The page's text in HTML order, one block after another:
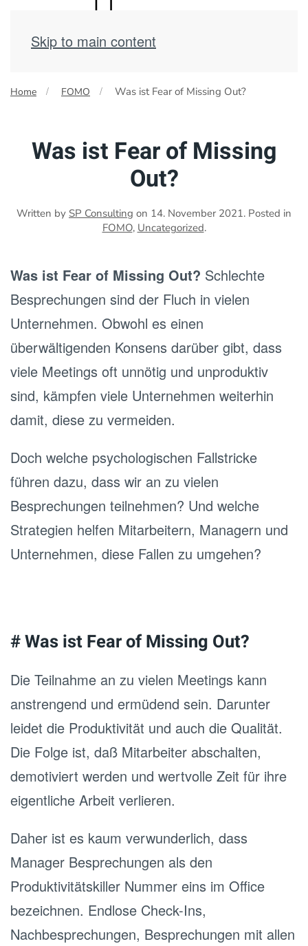
Skip to main content
Home FOMO Was ist Fear of Missing Out?
Was ist Fear of Missing
Out?
Written by SP Consulting on 14. November 2021. Posted in
FOMO, Uncategorized.
Was ist Fear of Missing Out? Schlechte
Besprechungen sind der Fluch in vielen
Unternehmen. Obwohl es einen
überwältigenden Konsens darüber gibt, dass
viele Meetings oft unnötig und unproduktiv
sind, kämpfen viele Unternehmen weiterhin
damit, diese zu vermeiden.
Doch welche psychologischen Fallstricke
führen dazu, dass wir an zu vielen
Besprechungen teilnehmen? Und welche
Strategien helfen Mitarbeitern, Managern und
Unternehmen, diese Fallen zu umgehen?
# Was ist Fear of Missing Out?
Die Teilnahme an zu vielen Meetings kann
anstrengend und ermüdend sein. Darunter
leidet die Produktivität und auch die Qualität.
Die Folge ist, daß Mitarbeiter abschalten,
demotiviert werden und wertvolle Zeit für ihre
eigentliche Arbeit verlieren.
Daher ist es kaum verwunderlich, dass
Manager Besprechungen als den
Produktivitätskiller Nummer eins im Office
bezeichnen. Endlose Check-Ins,
Nachbesprechungen, Besprechungen mit allen